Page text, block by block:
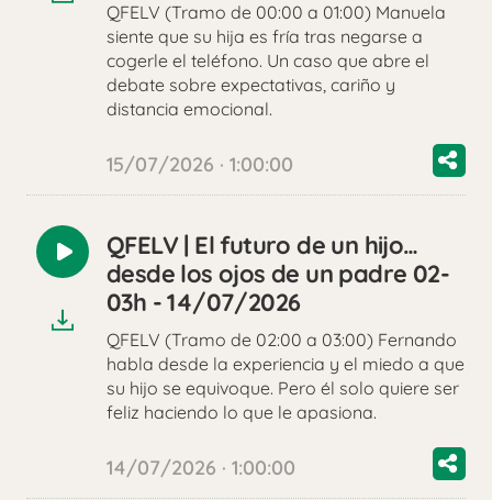
QFELV (Tramo de 00:00 a 01:00) Manuela
siente que su hija es fría tras negarse a
cogerle el teléfono. Un caso que abre el
debate sobre expectativas, cariño y
distancia emocional.
15/07/2026 · 1:00:00
Reproducir
audio
QFELV | El futuro de un hijo…
desde los ojos de un padre 02-
03h - 14/07/2026
QFELV (Tramo de 02:00 a 03:00) Fernando
habla desde la experiencia y el miedo a que
su hijo se equivoque. Pero él solo quiere ser
feliz haciendo lo que le apasiona.
14/07/2026 · 1:00:00